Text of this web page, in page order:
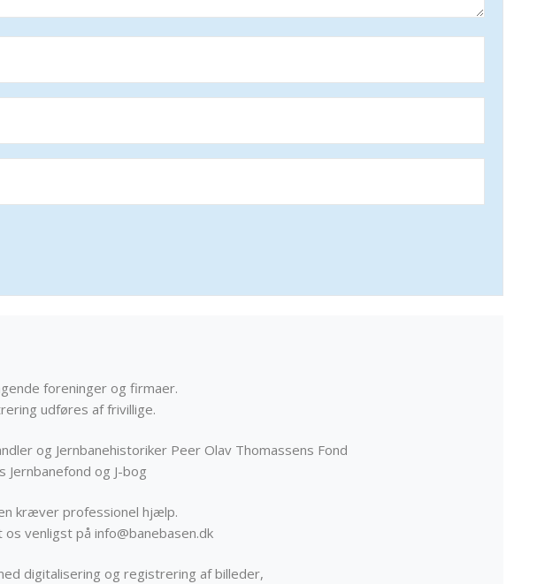
foreninger og firmaer.
udføres af frivillige.
og Jernbanehistoriker Peer Olav Thomassens Fond
Jernbanefond og J-bog
kræver professionel hjælp.
venligst på info@banebasen.dk
digitalisering og registrering af billeder,